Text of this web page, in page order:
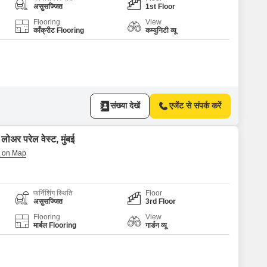
असुसज्जित
1st Floor
Flooring
कॉंक्रीट Flooring
View
कम्युनिटी व्यू
संख्या देखें एजेंट से संपर्क करें
परेल वेस्ट, मुंबई
फर्निशिंग स्थिति
असुसज्जित
Floor
3rd Floor
Flooring
मार्बल Flooring
View
गार्डन व्यू